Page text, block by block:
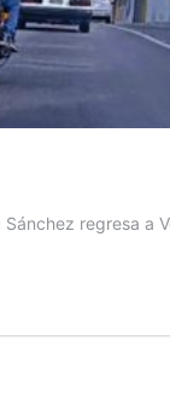
regresa